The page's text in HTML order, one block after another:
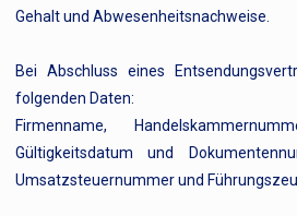
Gehalt und Abwesenheitsnachweise.
Bei Abschluss eines
folgenden Daten:
Firmenname,
Gültigkeitsdatum und
Umsatzsteuernummer und